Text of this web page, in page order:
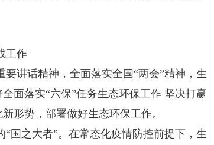
工作
话精神，全面落实全国“两会”精神，生
面落实“六保”任务生态环保工作 坚决打赢
形势，部署做好生态环保工作。
之大者”。在常态化疫情防控前提下，生